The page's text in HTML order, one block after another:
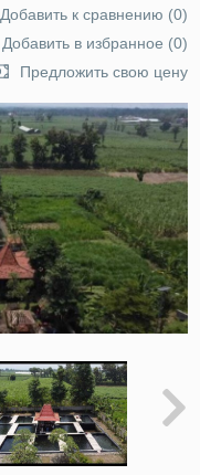
Добавить к сравнению (0)
Добавить в избранное (0)
Предложить свою цену